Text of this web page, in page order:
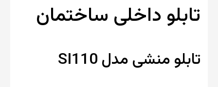
تابلو داخلی ساختمان
تابلو منشی مدل SI110